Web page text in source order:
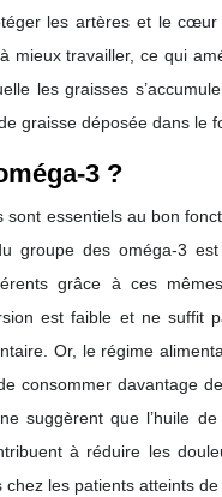
les artères et le
mieux travailler, ce qui
les graisses
graisse déposée dans le
3 ?
essentiels au bon
des oméga-3 est
grâce à ces
est faible et ne
Or, le régime
consommer davantage
suggèrent que l’huile
à réduire les
les patients atteints